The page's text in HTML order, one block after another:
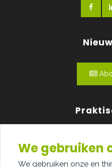
We gebruiken
We gebruiken onze en